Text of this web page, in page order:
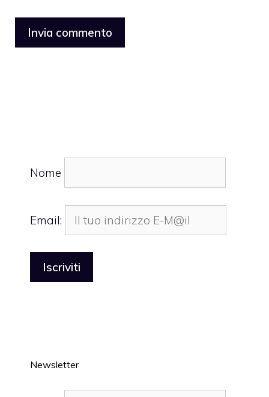
Nome
Email:
Newsletter